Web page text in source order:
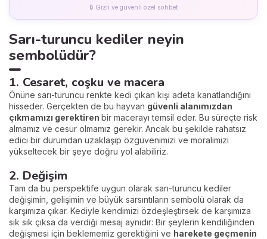
🔒 Gizli ve güvenli özel sohbet
Sarı-turuncu kediler neyin
sembolüdür?
1. Cesaret, coşku ve macera
Önüne sarı-turuncu renkte kedi çıkan kişi adeta kanatlandığını
hisseder. Gerçekten de bu hayvan güvenli alanımızdan
çıkmamızı gerektiren bir macerayı temsil eder. Bu süreçte risk
almamız ve cesur olmamız gerekir. Ancak bu şekilde rahatsız
edici bir durumdan uzaklaşıp özgüvenimizi ve moralimizi
yükseltecek bir şeye doğru yol alabiliriz.
2. Değişim
Tam da bu perspektife uygun olarak sarı-turuncu kediler
değişimin, gelişimin ve büyük sarsıntıların sembolü olarak da
karşımıza çıkar. Kediyle kendimizi özdeşleştirsek de karşımıza
sık sık çıksa da verdiği mesaj aynıdır: Bir şeylerin kendiliğinden
değişmesi için beklememiz gerektiğini ve harekete geçmenin